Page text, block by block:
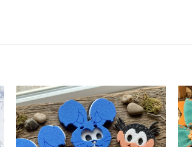
Adicionar
aos meus
desejos